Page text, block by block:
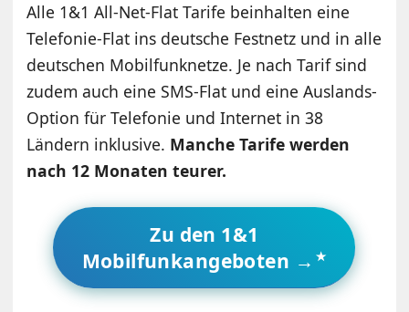
Alle 1&1 All-Net-Flat Tarife beinhalten eine
Telefonie-Flat ins deutsche Festnetz und in alle
deutschen Mobilfunknetze. Je nach Tarif sind
zudem auch eine SMS-Flat und eine Auslands-
Option für Telefonie und Internet in 38
Ländern inklusive. Manche Tarife werden
nach 12 Monaten teurer.
Zu den 1&1
Mobilfunkangeboten →